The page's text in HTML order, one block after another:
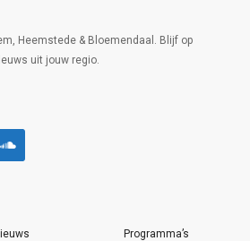
Heemstede & Bloemendaal. Blijf op
uit jouw regio.
Programma’s